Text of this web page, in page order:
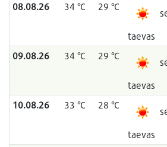
08.08.26
34 °C 29 °C
taevas
09.08.26 34 °C 29 °C
taevas
10.08.26 33 °C 28 °C
taevas